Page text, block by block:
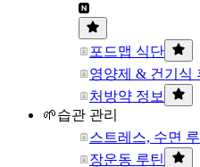
포드맵 식단
영양제 & 건기식
처방약 정보
🌱습관 관리
스트레스, 수면
장운동 루틴